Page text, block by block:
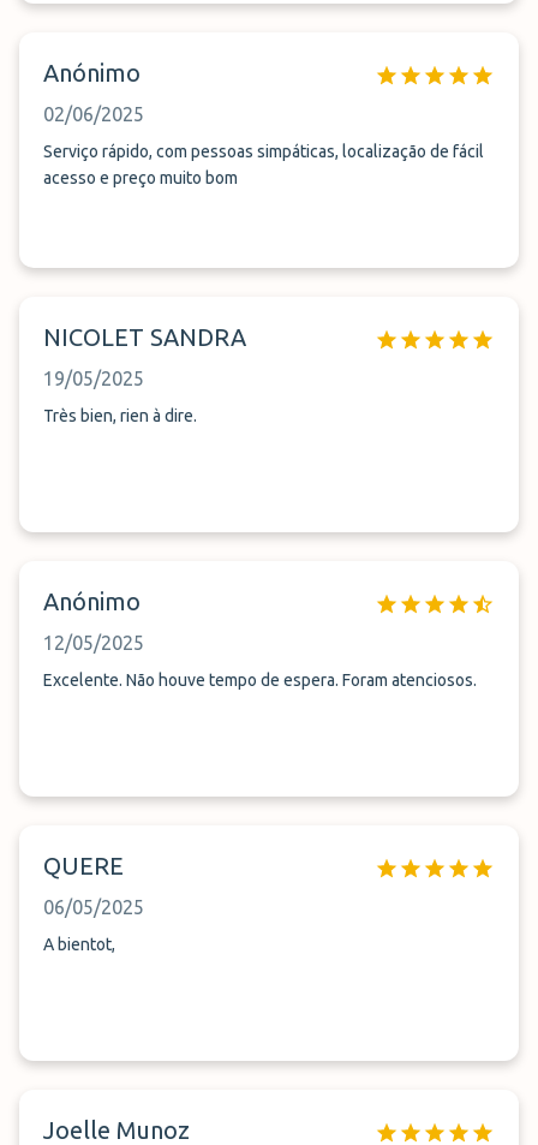
Anónimo
02/06/2025
Serviço rápido, com pessoas simpáticas, localização de fácil
acesso e preço muito bom
NICOLET SANDRA
19/05/2025
Très bien, rien à dire.
Anónimo
12/05/2025
Excelente. Não houve tempo de espera. Foram atenciosos.
QUERE
06/05/2025
A bientot,
Joelle Munoz